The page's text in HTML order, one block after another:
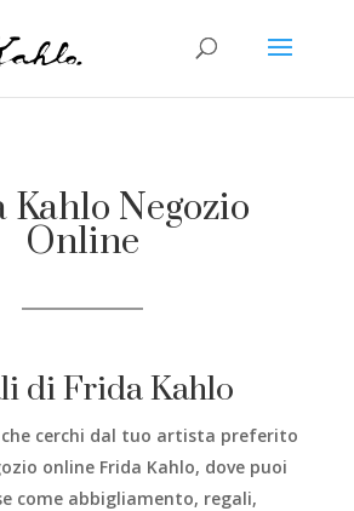
Negozio
Online
di Frida Kahlo
cerchi dal tuo artista preferito
online Frida Kahlo, dove puoi
come abbigliamento, regali,